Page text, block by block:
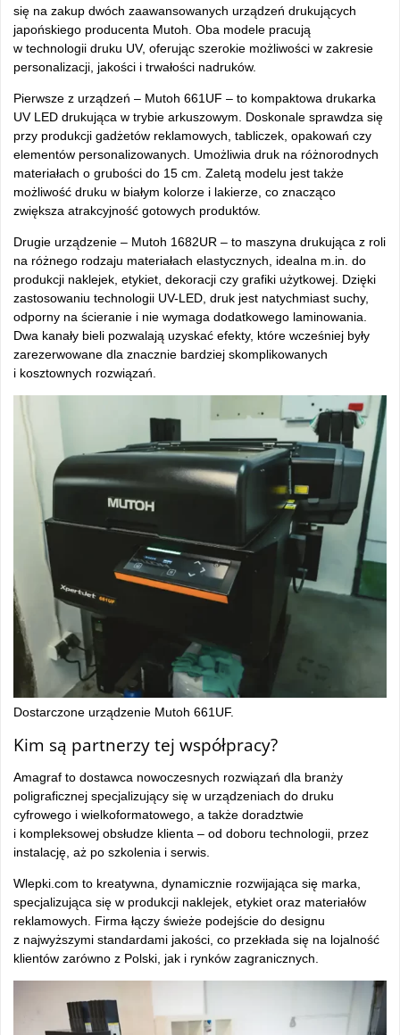
się na zakup dwóch zaawansowanych urządzeń drukujących
japońskiego producenta Mutoh. Oba modele pracują
w technologii druku UV, oferując szerokie możliwości w zakresie
personalizacji, jakości i trwałości nadruków.
Pierwsze z urządzeń – Mutoh 661UF – to kompaktowa drukarka
UV LED drukująca w trybie arkuszowym. Doskonale sprawdza się
przy produkcji gadżetów reklamowych, tabliczek, opakowań czy
elementów personalizowanych. Umożliwia druk na różnorodnych
materiałach o grubości do 15 cm. Zaletą modelu jest także
możliwość druku w białym kolorze i lakierze, co znacząco
zwiększa atrakcyjność gotowych produktów.
Drugie urządzenie – Mutoh 1682UR – to maszyna drukująca z roli
na różnego rodzaju materiałach elastycznych, idealna m.in. do
produkcji naklejek, etykiet, dekoracji czy grafiki użytkowej. Dzięki
zastosowaniu technologii UV-LED, druk jest natychmiast suchy,
odporny na ścieranie i nie wymaga dodatkowego laminowania.
Dwa kanały bieli pozwalają uzyskać efekty, które wcześniej były
zarezerwowane dla znacznie bardziej skomplikowanych
i kosztownych rozwiązań.
Dostarczone urządzenie Mutoh 661UF.
Kim są partnerzy tej współpracy?
Amagraf to dostawca nowoczesnych rozwiązań dla branży
poligraficznej specjalizujący się w urządzeniach do druku
cyfrowego i wielkoformatowego, a także doradztwie
i kompleksowej obsłudze klienta – od doboru technologii, przez
instalację, aż po szkolenia i serwis.
Wlepki.com to kreatywna, dynamicznie rozwijająca się marka,
specjalizująca się w produkcji naklejek, etykiet oraz materiałów
reklamowych. Firma łączy świeże podejście do designu
z najwyższymi standardami jakości, co przekłada się na lojalność
klientów zarówno z Polski, jak i rynków zagranicznych.